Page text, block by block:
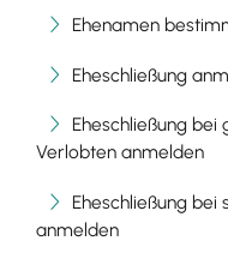
Ehenamen
Eheschließung
Eheschließung
Verlobten anmelden
Eheschließung
anmelden